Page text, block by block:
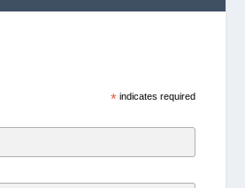
*indicates required